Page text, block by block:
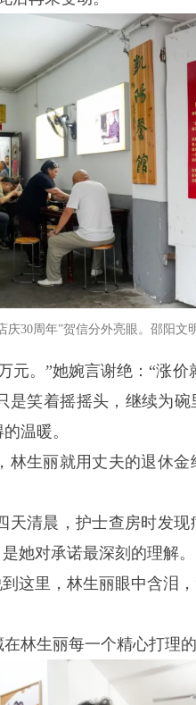
庆30周年”贺信分外亮眼。邵阳文
元。”她婉言谢绝：“涨
笑着摇摇头，继续为
温暖。
林生丽就用丈夫的退休
天清晨，护士查房时发
她对承诺最深刻的理解。
这里，林生丽眼中含泪
林生丽每一个精心打理的